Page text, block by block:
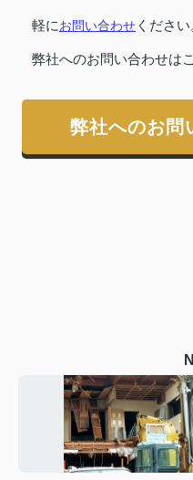
軽にお問い合わせ ください
弊社へのお問い合わせは
弊社へのお問